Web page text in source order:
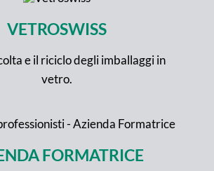
VETROSWISS
e il riciclo degli imballaggi in
vetro.
FORMATRICE